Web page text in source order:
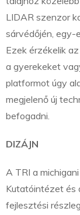
LIDAR szenzor
sárvédőjén, egy-
Ezek érzékelik
a gyerekeket
platformot úgy
megjelenő új
befogadni.
DIZÁJN
A TRI a
Kutatóintézet és
fejlesztési